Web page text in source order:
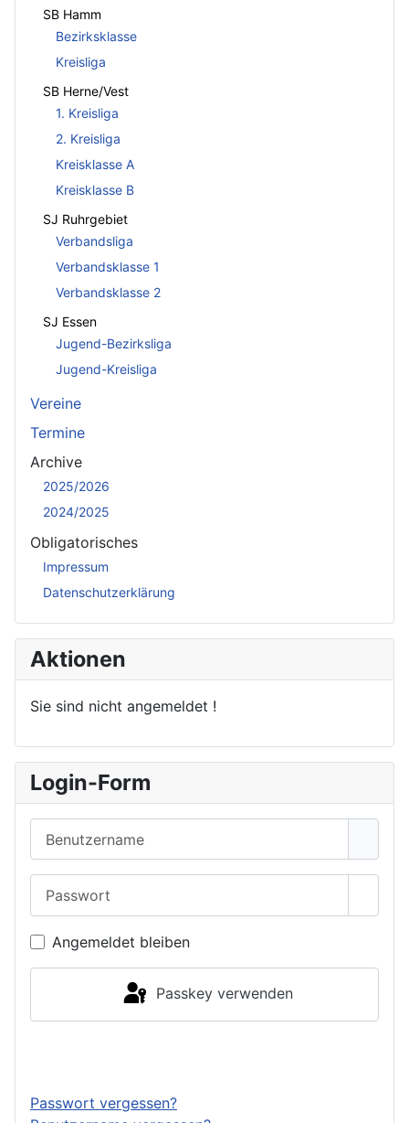
SB Hamm
Bezirksklasse
Kreisliga
SB Herne/Vest
1. Kreisliga
2. Kreisliga
Kreisklasse A
Kreisklasse B
SJ Ruhrgebiet
Verbandsliga
Verbandsklasse 1
Verbandsklasse 2
SJ Essen
Jugend-Bezirksliga
Jugend-Kreisliga
Vereine
Termine
Archive
2025/2026
2024/2025
Obligatorisches
Impressum
Datenschutzerklärung
Aktionen
Sie sind nicht angemeldet !
Login-Form
Angemeldet bleiben
Passkey verwenden
Passwort vergessen?